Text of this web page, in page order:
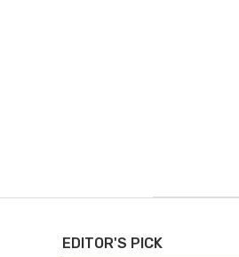
EDITOR'S PICK